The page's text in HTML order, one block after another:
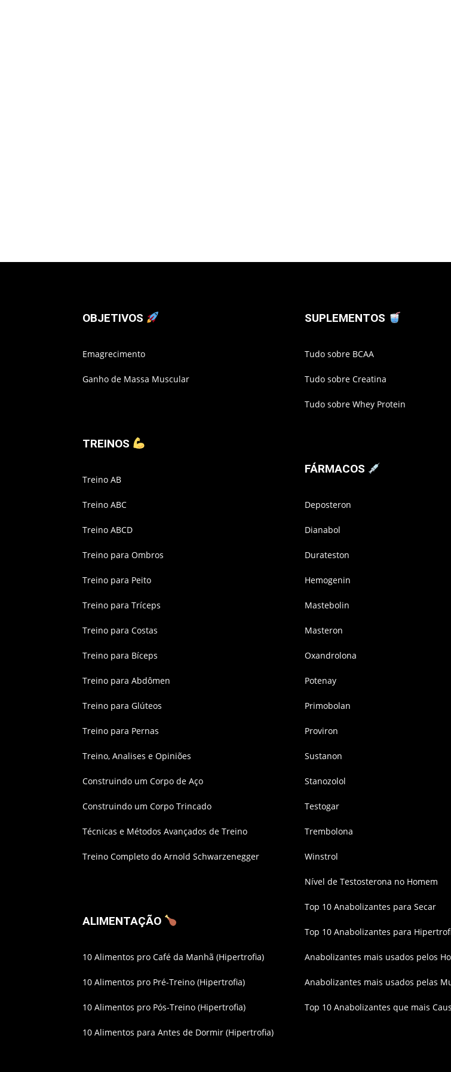
OBJETIVOS
Emagrecimento
Ganho de Massa Muscular
TREINOS
Treino AB
Treino ABC
Treino ABCD
Treino para Ombros
Treino para Peito
Treino para Tríceps
Treino para Costas
Treino para Bíceps
Treino para Abdômen
Treino para Glúteos
Treino para Pernas
Treino, Analises e Opiniões
Construindo um Corpo de Aço
Construindo um Corpo Trincado
Técnicas e Métodos Avançados de Treino
Treino Completo do Arnold Schwarzenegger
ALIMENTAÇÃO
10 Alimentos pro Café da Manhã (Hipertrofia)
10 Alimentos pro Pré-Treino (Hipertrofia)
10 Alimentos pro Pós-Treino (Hipertrofia)
10 Alimentos para Antes de Dormir (Hipertrofia)
SUPLEMENTOS
Tudo sobre BCAA
Tudo sobre Creatina
Tudo sobre Whey Protein
FÁRMACOS
Deposteron
Dianabol
Durateston
Hemogenin
Mastebolin
Masteron
Oxandrolona
Potenay
Primobolan
Proviron
Sustanon
Stanozolol
Testogar
Trembolona
Winstrol
Nível de Testosterona no Homem
Top 10 Anabolizantes para Secar
Top 10 Anabolizantes para
Anabolizantes mais usados pelos
Anabolizantes mais usados pelas
Top 10 Anabolizantes que mais